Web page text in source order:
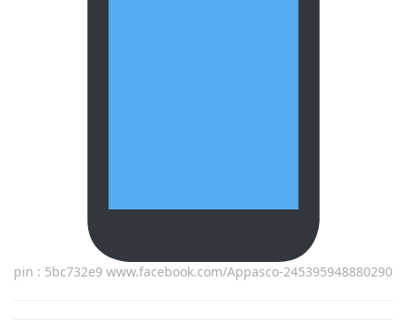
pin : 5bc732e9 www.facebook.com/Appasco-245395948880290